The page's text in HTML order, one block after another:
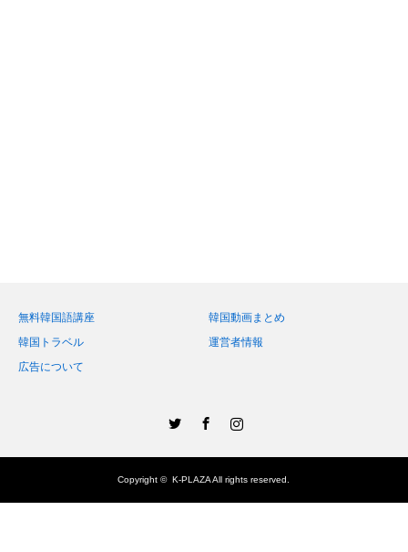
無料韓国語講座
韓国動画まとめ
韓国トラベル
運営者情報
広告について
Copyright ©K-PLAZAAll rights reserved.